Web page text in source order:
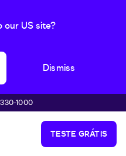
our US site?
Dismiss
1000
TESTE GRÁTIS